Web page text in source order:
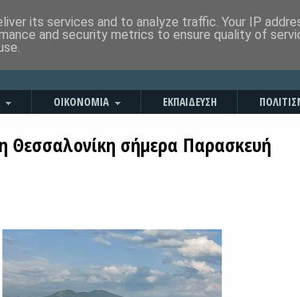
ΟΙΚΟΝΟΜΙΑ ΕΚΠΑΙΔΕΥΣΗ
Θεσσαλονίκη σήμερα Παρασκευή
its services and to analyze traffic. Your IP
and security metrics to ensure quality of